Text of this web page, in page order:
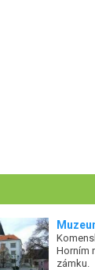
Horním
zámku.